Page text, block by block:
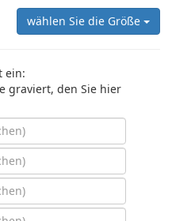
wählen Sie die Größe
ein:
graviert, den Sie hier